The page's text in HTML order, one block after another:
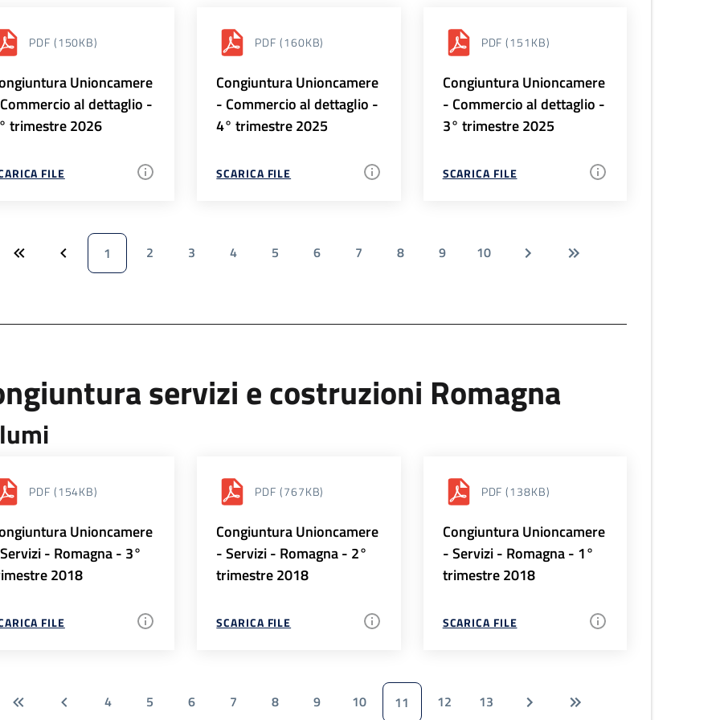
PDF (150KB)
Unioncamere
al dettaglio -
trimestre 2026
FILE
PDF (160KB)
Congiuntura Unioncamere
- Commercio al dettaglio -
4° trimestre 2025
SCARICA FILE
PDF (151KB)
Congiuntura Unioncamere
- Commercio al dettaglio -
3° trimestre 2025
SCARICA FILE
1 2 3 4 5 6 7 8 9 10
servizi e costruzioni Romagna
PDF (154KB)
Unioncamere
- Romagna - 3°
2018
FILE
PDF (767KB)
Congiuntura Unioncamere
- Servizi - Romagna - 2°
trimestre 2018
SCARICA FILE
PDF (138KB)
Congiuntura Unioncamere
- Servizi - Romagna - 1°
trimestre 2018
SCARICA FILE
4 5 6 7 8 9 10 11 12 13